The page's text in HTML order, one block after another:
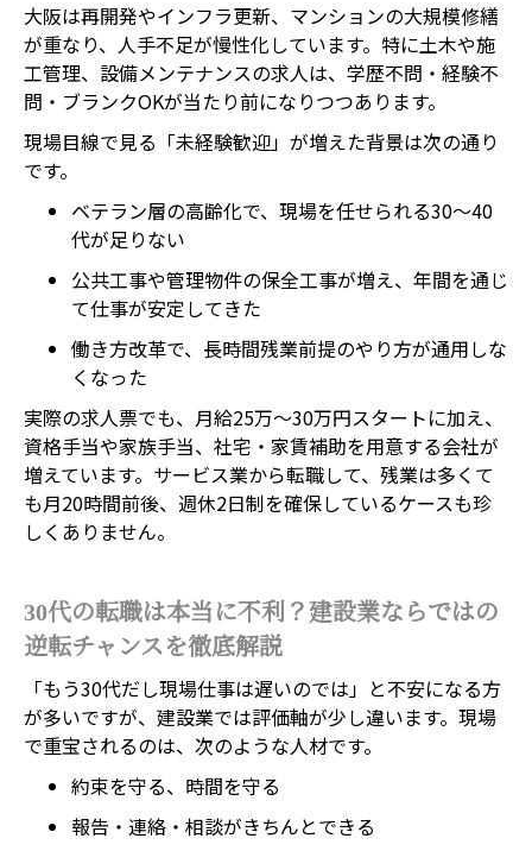
大阪は再開発やインフラ更新、マンションの大規模修繕
が重なり、人手不足が慢性化しています。特に土木や施
工管理、設備メンテナンスの求人は、学歴不問・経験不
問・ブランクOKが当たり前になりつつあります。
現場目線で見る「未経験歓迎」が増えた背景は次の通り
です。
ベテラン層の高齢化で、現場を任せられる30〜40
代が足りない
公共工事や管理物件の保全工事が増え、年間を通じ
て仕事が安定してきた
働き方改革で、長時間残業前提のやり方が通用しな
くなった
実際の求人票でも、月給25万〜30万円スタートに加え、
資格手当や家族手当、社宅・家賃補助を用意する会社が
増えています。サービス業から転職して、残業は多くて
も月20時間前後、週休2日制を確保しているケースも珍
しくありません。
30代の転職は本当に不利？建設業ならではの
逆転チャンスを徹底解説
「もう30代だし現場仕事は遅いのでは」と不安になる方
が多いですが、建設業では評価軸が少し違います。現場
で重宝されるのは、次のような人材です。
約束を守る、時間を守る
報告・連絡・相談がきちんとできる